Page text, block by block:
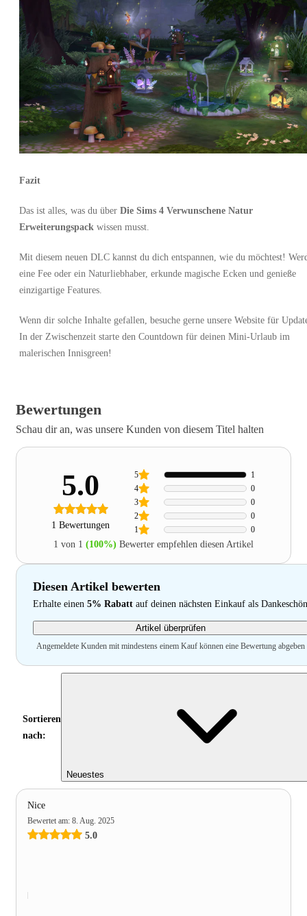
Fazit
Das ist alles, was du über Die Sims 4 Verwunschene Natur
Erweiterungspack wissen musst.
Mit diesem neuen DLC kannst du dich entspannen, wie du möchtest!
eine Fee oder ein Naturliebhaber, erkunde magische Ecken und genieße
einzigartige Features.
Wenn dir solche Inhalte gefallen, besuche gerne unsere Website für
In der Zwischenzeit starte den Countdown für deinen Mini-Urlaub im
malerischen Innisgreen!
Bewertungen
Schau dir an, was unsere Kunden von diesem Titel halten
5.0
1 Bewertungen 1 0
2 0
3 0
4 0
5 1
1 von 1 (100%) Bewerter empfehlen diesen Artikel
Diesen Artikel bewerten
Erhalte einen 5% Rabatt auf deinen nächsten Einkauf als Dankeschön
Artikel überprüfen
Angemeldete Kunden mit mindestens einem Kauf können eine Bewertung abgeben
Sortieren
nach:
Neuestes
Nice
Bewertet am: 8. Aug. 2025
5.0